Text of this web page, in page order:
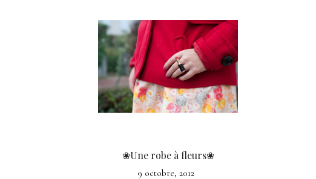
❀Une robe à fleurs❀
9 octobre, 2012